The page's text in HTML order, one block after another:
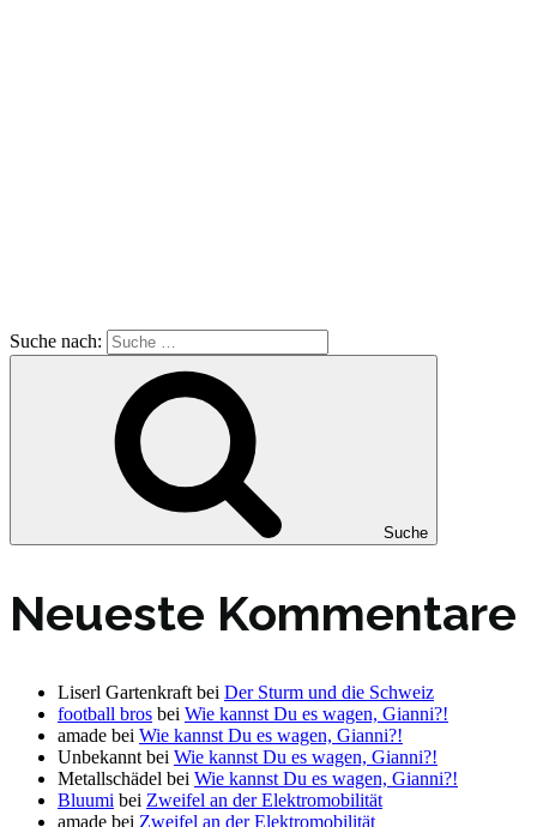
Suche nach:
Suche
Neueste Kommentare
Liserl Gartenkraft bei Der Sturm und die Schweiz
football bros bei Wie kannst Du es wagen, Gianni?!
amade bei Wie kannst Du es wagen, Gianni?!
Unbekannt bei Wie kannst Du es wagen, Gianni?!
Metallschädel bei Wie kannst Du es wagen, Gianni?!
Bluumi bei Zweifel an der Elektromobilität
amade bei Zweifel an der Elektromobilität